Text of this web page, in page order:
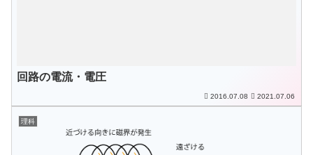
回路の電流・電圧
2016.07.08 2021.07.06
理科